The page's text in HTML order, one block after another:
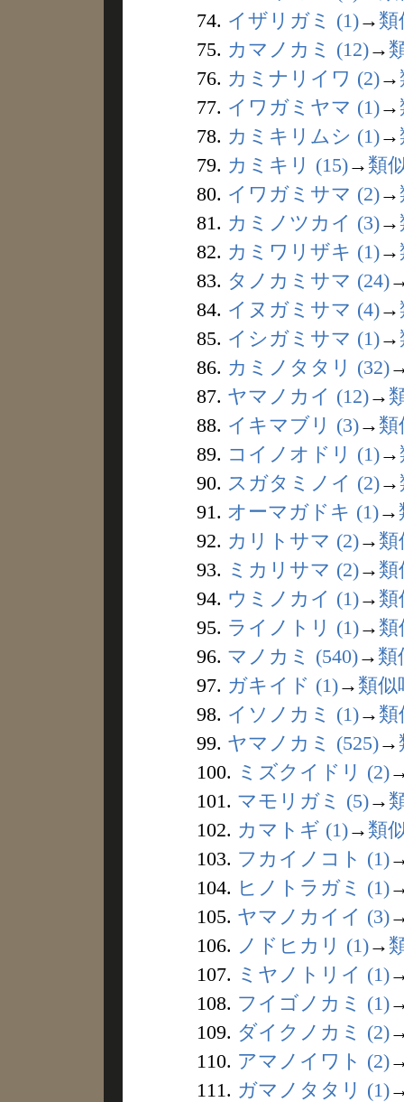
74. イザリガミ (1)→ 類
75. カマノカミ (12)→
76. カミナリイワ (2)→
77. イワガミヤマ (1)→
78. カミキリムシ (1)→
79. カミキリ (15)→ 類
80. イワガミサマ (2)→
81. カミノツカイ (3)→
82. カミワリザキ (1)→
83. タノカミサマ (24)
84. イヌガミサマ (4)→
85. イシガミサマ (1)→
86. カミノタタリ (32)
87. ヤマノカイ (12)→
88. イキマブリ (3)→ 類
89. コイノオドリ (1)→
90. スガタミノイ (2)→
91. オーマガドキ (1)→
92. カリトサマ (2)→ 類
93. ミカリサマ (2)→ 類
94. ウミノカイ (1)→ 類
95. ライノトリ (1)→ 類
96. マノカミ (540)→ 類
97. ガキイド (1)→ 類似
98. イソノカミ (1)→ 類
99. ヤマノカミ (525)→
100. ミズクイドリ (2)
101. マモリガミ (5)→
102. カマトギ (1)→ 類
103. フカイノコト (1)
104. ヒノトラガミ (1)
105. ヤマノカイイ (3)
106. ノドヒカリ (1)→
107. ミヤノトリイ (1)
108. フイゴノカミ (1)
109. ダイクノカミ (2)
110. アマノイワト (2)
111. ガマノタタリ (1)